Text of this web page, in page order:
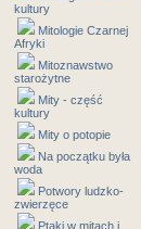
kultury
Mitologie Czarnej
Afryki
Mitoznawstwo
starożytne
Mity - część
kultury
Mity o potopie
Na początku była
woda
Potwory ludzko-
zwierzęce
Ptaki w mitach i